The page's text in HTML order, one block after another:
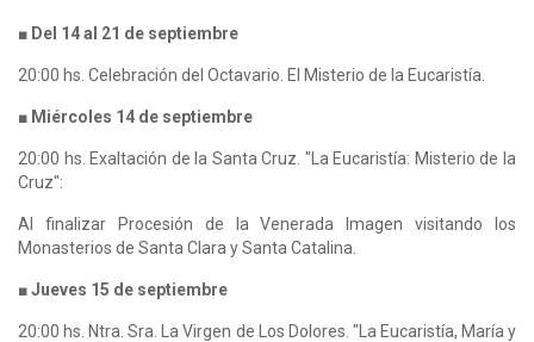
■ Del 14 al 21 de septiembre
20:00 hs. Celebración del Octavario. El Misterio de la Eucaristía.
■ Miércoles 14 de septiembre
20:00 hs. Exaltación de la Santa Cruz. "La Eucaristía: Misterio de la
Cruz":
Al finalizar Procesión de la Venerada Imagen visitando los
Monasterios de Santa Clara y Santa Catalina.
■ Jueves 15 de septiembre
20:00 hs. Ntra. Sra. La Virgen de Los Dolores. "La Eucaristía, María y